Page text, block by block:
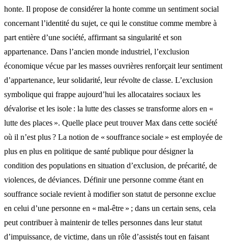
honte. Il propose de considérer la honte comme un sentiment social
concernant l’identité du sujet, ce qui le constitue comme membre à
part entière d’une société, affirmant sa singularité et son
appartenance. Dans l’ancien monde industriel, l’exclusion
économique vécue par les masses ouvrières renforçait leur sentiment
d’appartenance, leur solidarité, leur révolte de classe. L’exclusion
symbolique qui frappe aujourd’hui les allocataires sociaux les
dévalorise et les isole : la lutte des classes se transforme alors en «
lutte des places ». Quelle place peut trouver Max dans cette société
où il n’est plus ? La notion de « souffrance sociale » est employée de
plus en plus en politique de santé publique pour désigner la
condition des populations en situation d’exclusion, de précarité, de
violences, de déviances. Définir une personne comme étant en
souffrance sociale revient à modifier son statut de personne exclue
en celui d’une personne en « mal-être » ; dans un certain sens, cela
peut contribuer à maintenir de telles personnes dans leur statut
d’impuissance, de victime, dans un rôle d’assistés tout en faisant